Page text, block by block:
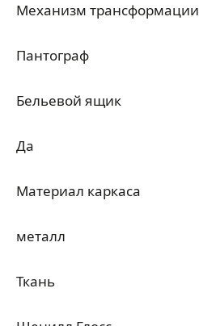
Механизм трансформации
Пантограф
Бельевой ящик
Да
Материал каркаса
металл
Ткань